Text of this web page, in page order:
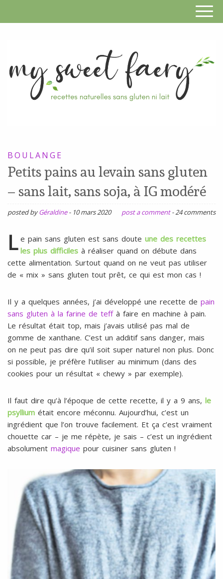
SANS
GLUTEN,
SANS
LAIT,
SOJA,
ŒUFS
BOULANGE
Petits pains au levain sans gluten
– sans lait, sans soja, à IG modéré
posted byGéraldine - 10 mars 2020 post a comment -24 comments
L e pain sans gluten est sans doute une des recettes
les plus difficiles à réaliser quand on débute dans
cette alimentation. Surtout quand on ne veut pas utiliser
de « mix » sans gluten tout prêt, ce qui est mon cas !
Il y a quelques années, j’ai développé une recette de pain
sans gluten à la farine de teffà faire en machine à pain.
Le résultat était top, mais j’avais utilisé pas mal de
gomme de xanthane. C’est un additif sans danger, mais
on ne peut pas dire qu’il soit super naturel non plus. Donc
si possible, je préfère l’utiliser au minimum (dans des
cookies pour un résultat « chewy » par exemple).
Il faut dire qu’à l’époque de cette recette, il y a 9 ans, le
psyllium était encore méconnu. Aujourd’hui, c’est un
ingrédient que l’on trouve facilement. Et ça c’est vraiment
chouette car – je me répète, je sais – c’est un ingrédient
absolument magique pour cuisiner sans gluten !